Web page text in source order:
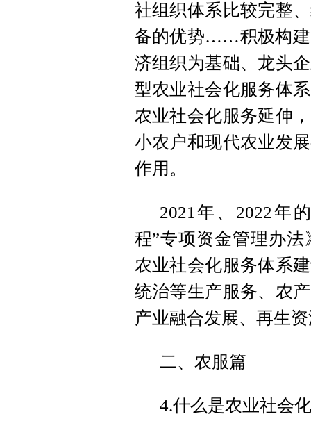
社组织体系比较完整
备的优势……积极构建
济组织为基础、龙头
型农业社会化服务体
农业社会化服务延伸
小农户和现代农业发
作用。
2021年、2022年
程”专项资金管理办
农业社会化服务体系
统治等生产服务、农
产业融合发展、再生
二、农服篇
4.什么是农业社会